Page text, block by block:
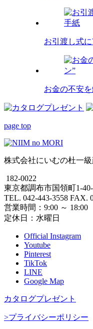
お引渡し式
お金の不安
page top
株式会社にいむの杜一
182-0022
東京都調布市国領町1-
TEL. 042-443-3558 FAX.
営業時間：9:00 ～ 18:00
定休日：水曜日
Official Instagram
Youtube
Pinterest
TikTok
LINE
Google Map
カタログプレゼント
>プライバシーポリシー